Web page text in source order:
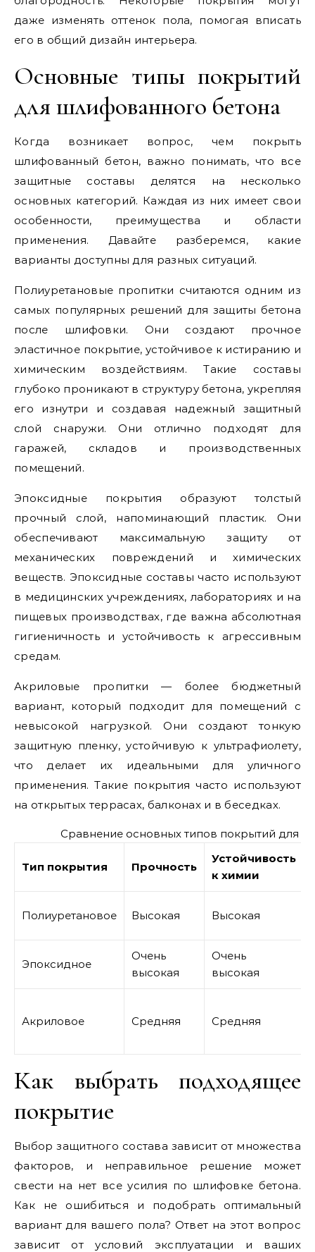
даже изменять оттенок пола, помогая вписать
его в общий дизайн интерьера.
Основные типы покрытий
для шлифованного бетона
Когда возникает вопрос, чем покрыть
шлифованный бетон, важно понимать, что все
защитные составы делятся на несколько
основных категорий. Каждая из них имеет свои
особенности, преимущества и области
применения. Давайте разберемся, какие
варианты доступны для разных ситуаций.
Полиуретановые пропитки считаются одним из
самых популярных решений для защиты бетона
после шлифовки. Они создают прочное
эластичное покрытие, устойчивое к истиранию и
химическим воздействиям. Такие составы
глубоко проникают в структуру бетона, укрепляя
его изнутри и создавая надежный защитный
слой снаружи. Они отлично подходят для
гаражей, складов и производственных
помещений.
Эпоксидные покрытия образуют толстый
прочный слой, напоминающий пластик. Они
обеспечивают максимальную защиту от
механических повреждений и химических
веществ. Эпоксидные составы часто используют
в медицинских учреждениях, лабораториях и на
пищевых производствах, где важна абсолютная
гигиеничность и устойчивость к агрессивным
средам.
Акриловые пропитки — более бюджетный
вариант, который подходит для помещений с
невысокой нагрузкой. Они создают тонкую
защитную пленку, устойчивую к ультрафиолету,
что делает их идеальными для уличного
применения. Такие покрытия часто используют
на открытых террасах, балконах и в беседках.
Сравнение основных типов покрытий для
Тип покрытия Прочность
Устойчивость
к химии
Полиуретановое Высокая Высокая
Эпоксидное
Очень
высокая
Очень
высокая
Акриловое Средняя Средняя
Как выбрать подходящее
покрытие
Выбор защитного состава зависит от множества
факторов, и неправильное решение может
свести на нет все усилия по шлифовке бетона.
Как не ошибиться и подобрать оптимальный
вариант для вашего пола? Ответ на этот вопрос
зависит от условий эксплуатации и ваших